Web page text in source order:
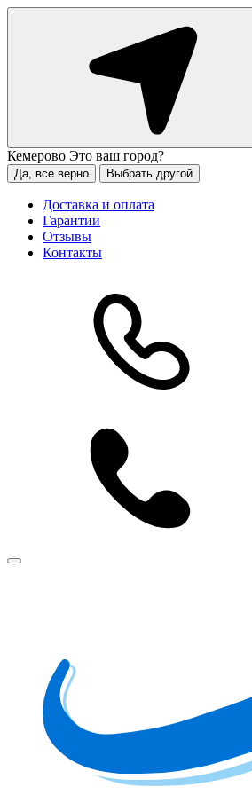
Кемерово Это ваш город?
Да, все верно Выбрать другой
Доставка и оплата
Гарантии
Отзывы
Контакты